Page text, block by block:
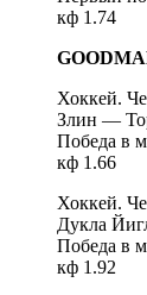
кф 1.74
Хоккей.
Злин —
Победа в
кф 1.66
Хоккей.
Дукла
Победа в
кф 1.92